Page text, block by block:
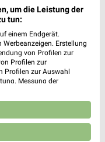
| Geöffnet
um die Leistung der
tun:
einem Endgerät.
Erstellung
von Profilen zur
Profilen zur
Profilen zur Auswahl
Messung der
Entwicklung und
Daten zur Auswahl
weitergegeben und in die